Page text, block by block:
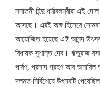
সনাতনী হিন্দু ধর্মাবলম্বীরা এই
আসছে। এরই অঙ্গ হিসেবে
আয়োজিত হয়েছে এই আনন্দ
বিধায়ক সুশান্ত দেব। ঋতুরাজ
পার্বণ, প্রসাদ গ্রহণ আর অনাবিল
দলমত নির্বিশেষে উৎসবটি